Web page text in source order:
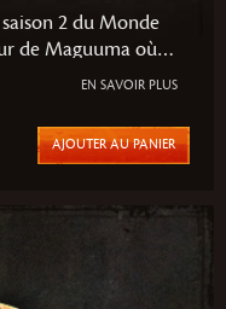
2 du Monde
de Maguuma où
héros pour
de cette
EN SAVOIR PLUS
AJOUTER AU PANIER